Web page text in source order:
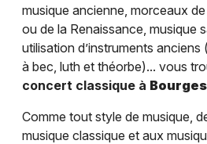
musique ancienne, morceaux de
ou de la Renaissance, musique
utilisation d’instruments
à bec, luth et théorbe)... vous
concert classique à Bourges
Comme tout style de musique,
musique classique et aux